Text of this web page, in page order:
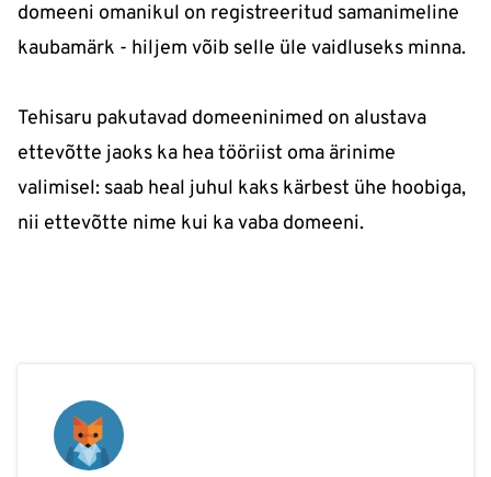
domeeni omanikul on registreeritud samanimeline
kaubamärk - hiljem võib selle üle vaidluseks minna.
Tehisaru pakutavad domeeninimed on alustava
ettevõtte jaoks ka hea tööriist oma ärinime
valimisel: saab heal juhul kaks kärbest ühe hoobiga,
nii ettevõtte nime kui ka vaba domeeni.